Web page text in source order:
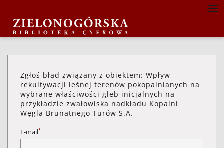
Zgłoś błąd związany z obiektem: Wpływ
rekultywacji leśnej terenów pokopalnianych na
wybrane właściwości gleb inicjalnych na
przykładzie zwałowiska nadkładu Kopalni
Węgla Brunatnego Turów S.A.
E-mail*